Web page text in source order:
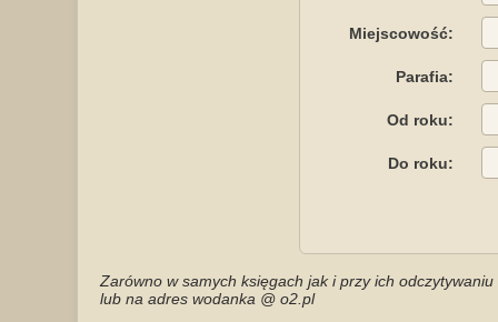
Miejscowość:
Parafia:
Od roku:
Do roku:
Zarówno w samych księgach jak i przy ich
lub na adres wodanka @ o2.pl